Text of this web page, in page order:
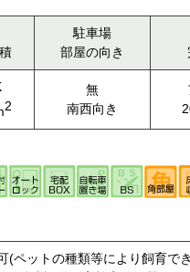
駐車場
部屋の向き
2
無
南西向き
ットの種類等により飼育で